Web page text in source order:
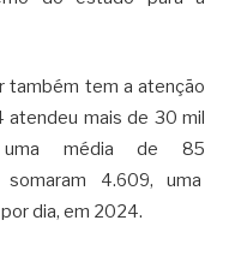
também tem a atenção
atendeu mais de 30 mil
uma média de 85
somaram 4.609, uma
dia, em 2024.